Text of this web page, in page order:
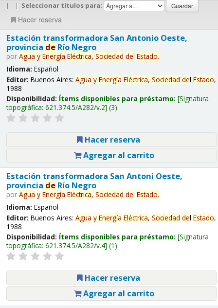
| | Seleccionar títulos para:
Hacer reserva
Estación transformadora San Antonio Oeste,
provincia deRío Negro
por Agua y Energía Eléctrica, Sociedad del Estado.
Idioma: Español
Editor: Buenos Aires: Agua y Energía Eléctrica, Sociedad del Estado,
1988
Disponibilidad: Ítems disponibles para préstamo: Signatura
topográfica: 621.374.5/A282/v.2 (3).
Hacer reserva
Agregar al carrito
Estación transformadora San Antoni Oeste,
provincia deRío Negro
por Agua y Energía Eléctrica, Sociedad del Estado.
Idioma: Español
Editor: Buenos Aires: Agua y Energía Eléctrica, Sociedad del Estado,
1988
Disponibilidad: Ítems disponibles para préstamo: Signatura
topográfica: 621.374.5/A282/v.4 (1).
Hacer reserva
Agregar al carrito